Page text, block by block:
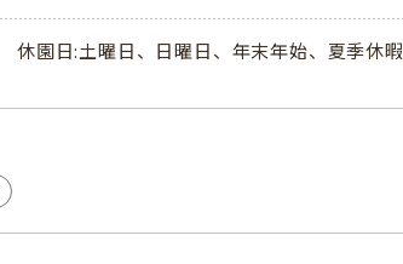
休園日:土曜日、日曜日、年末年始、夏季休暇